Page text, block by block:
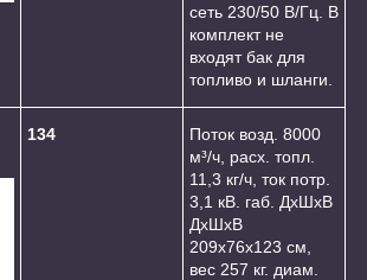
сеть 230/50 В/Гц. В
комплект не
входят бак для
топливо и шланги.
134
Поток возд. 8000
м³/ч, расх. топл.
11,3 кг/ч, ток потр.
3,1 кВ. габ. ДхШхВ
ДхШхВ
209х76х123 см,
вес 257 кг. диам.